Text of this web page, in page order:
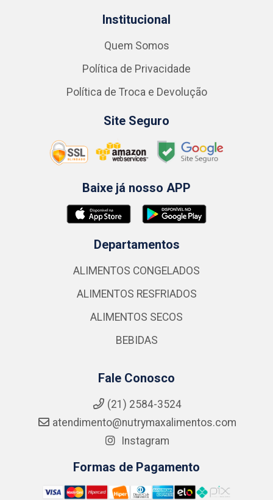
Institucional
Quem Somos
Política de Privacidade
Política de Troca e Devolução
Site Seguro
Baixe já nosso APP
Departamentos
ALIMENTOS CONGELADOS
ALIMENTOS RESFRIADOS
ALIMENTOS SECOS
BEBIDAS
Fale Conosco
(21) 2584-3524
atendimento@nutrymaxalimentos.com
Instagram
Formas de Pagamento